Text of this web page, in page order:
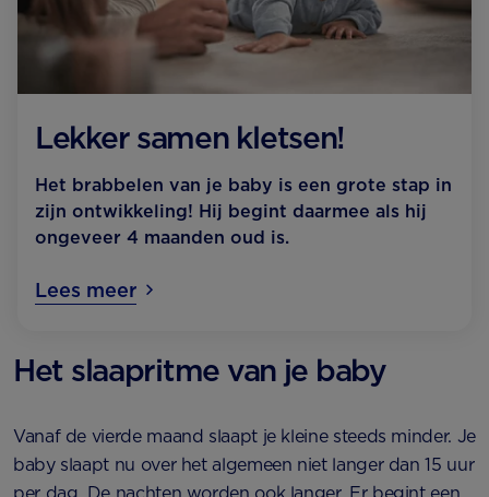
Lekker samen kletsen!
Het brabbelen van je baby is een grote stap in
zijn ontwikkeling! Hij begint daarmee als hij
ongeveer 4 maanden oud is.
Lees meer
Het slaapritme van je baby
Vanaf de vierde maand slaapt je kleine steeds minder. Je
baby slaapt nu over het algemeen niet langer dan 15 uur